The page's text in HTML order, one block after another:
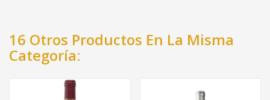
16 Otros Productos En La Misma
Categoría: